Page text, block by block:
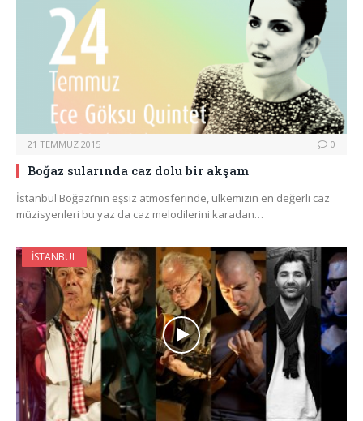
21 TEMMUZ 2015 0
Boğaz sularında caz dolu bir akşam
İstanbul Boğazı’nın eşsiz atmosferinde, ülkemizin en değerli caz
müzisyenleri bu yaz da caz melodilerini karadan…
İSTANBUL